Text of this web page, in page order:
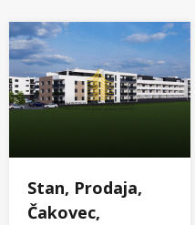
Stan, Prodaja,
Čakovec,